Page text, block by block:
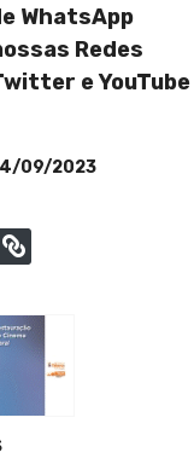
WhatsApp
Redes
eYouTube
09/2023